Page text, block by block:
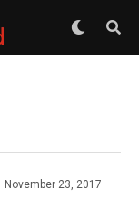
November 23, 2017